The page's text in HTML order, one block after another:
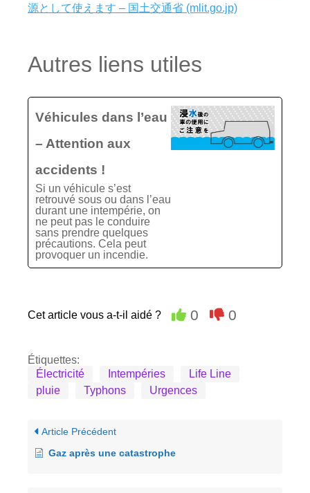
源として使えます – 国土交通省 (mlit.go.jp)
Autres liens utiles
Véhicules dans l’eau
– Attention aux
accidents !
Si un véhicule s’est
retrouvé sous ou dans l’eau
durant une intempérie, on
ne peut pas le conduire
sans prendre quelques
précautions. Cela peut
provoquer un incendie.
Cet article vous a-t-il aidé ? 0 0
Étiquettes:
Électricité
Intempéries
Life Line
pluie
Typhons Urgences
Article Précédent
Gaz après une catastrophe